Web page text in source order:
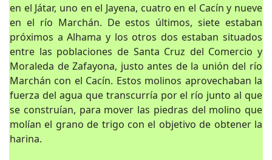
en el Játar, uno en el Jayena, cuatro en el Cacín y nueve
en el río Marchán. De estos últimos, siete estaban
próximos a Alhama y los otros dos estaban situados
entre las poblaciones de Santa Cruz del Comercio y
Moraleda de Zafayona, justo antes de la unión del río
Marchán con el Cacín. Estos molinos aprovechaban la
fuerza del agua que transcurría por el río junto al que
se construían, para mover las piedras del molino que
molían el grano de trigo con el objetivo de obtener la
harina.